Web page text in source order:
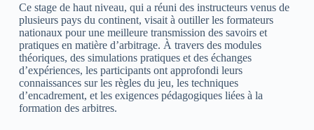
Ce stage de haut niveau, qui a réuni des instructeurs venus de
plusieurs pays du continent, visait à outiller les formateurs
nationaux pour une meilleure transmission des savoirs et
pratiques en matière d’arbitrage. À travers des modules
théoriques, des simulations pratiques et des échanges
d’expériences, les participants ont approfondi leurs
connaissances sur les règles du jeu, les techniques
d’encadrement, et les exigences pédagogiques liées à la
formation des arbitres.